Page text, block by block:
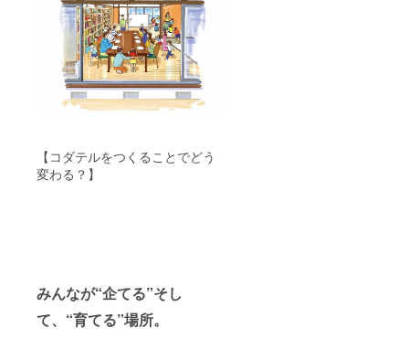
【コダテルをつくることでどう
変わる？】
みんなが“企てる”そし
て、“育てる”場所。